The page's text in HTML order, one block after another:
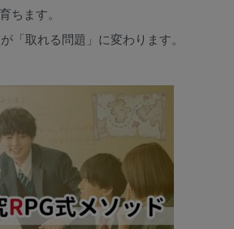
ちます。
「取れる問題」に変わります。